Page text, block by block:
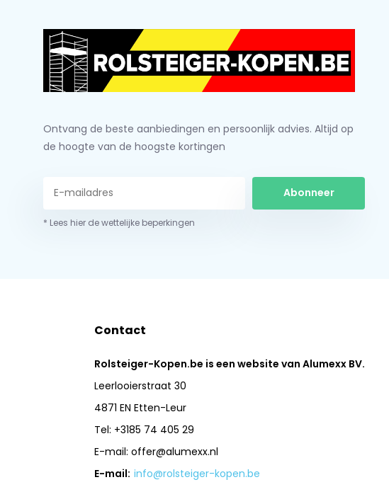
Ontvang de beste aanbiedingen en persoonlijk advies. Altijd op
de hoogte van de hoogste kortingen
Abonneer
* Lees hier de wettelijke beperkingen
Contact
Rolsteiger-Kopen.be is een website van Alumexx BV.
Leerlooierstraat 30
4871 EN Etten-Leur
Tel: +3185 74 405 29
E-mail:offer@alumexx.nl
E-mail: info@rolsteiger-kopen.be